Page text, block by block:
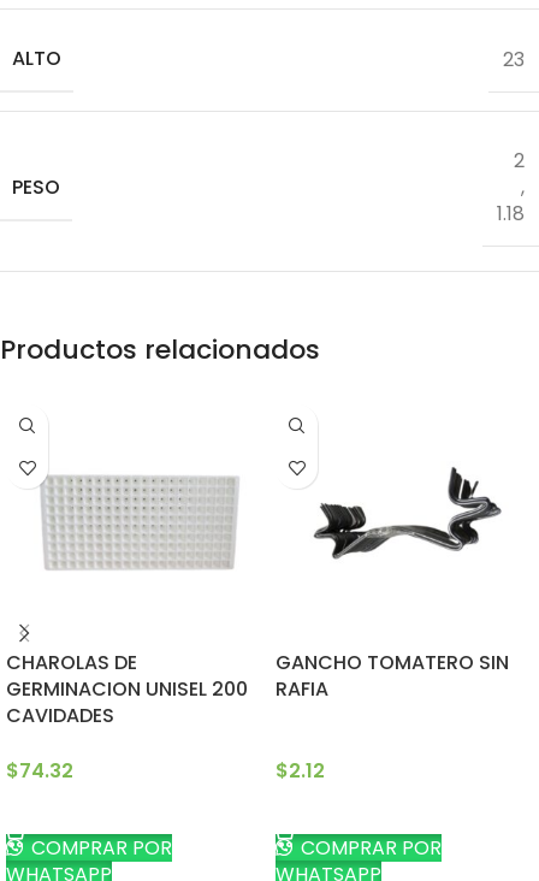
ALTO 23
PESO
2
,
1.18
Productos relacionados
CHAROLAS DE
GERMINACION UNISEL 200
CAVIDADES
$74.32
COMPRAR POR
WHATSAPP
GANCHO TOMATERO SIN
RAFIA
$2.12
COMPRAR POR
WHATSAPP